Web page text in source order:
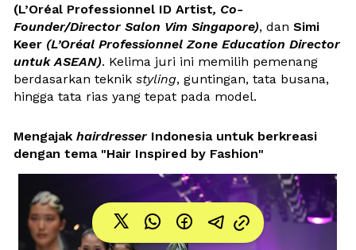
(L’Oréal Professionnel ID Artist, Co-
Founder/Director Salon Vim Singapore), dan Simi
Keer (L’Oréal Professionnel Zone Education Director
untuk ASEAN). Kelima juri ini memilih pemenang
berdasarkan teknik styling, guntingan, tata busana,
hingga tata rias yang tepat pada model.
Mengajak hairdresser Indonesia untuk berkreasi
dengan tema "Hair Inspired by Fashion"